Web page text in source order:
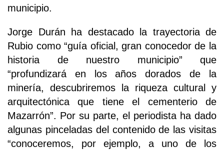
municipio.
Jorge Durán ha destacado la trayectoria de
Rubio como “guía oficial, gran conocedor de la
historia de nuestro municipio” que
“profundizará en los años dorados de la
minería, descubriremos la riqueza cultural y
arquitectónica que tiene el cementerio de
Mazarrón”. Por su parte, el periodista ha dado
algunas pinceladas del contenido de las visitas
“conoceremos, por ejemplo, a uno de los